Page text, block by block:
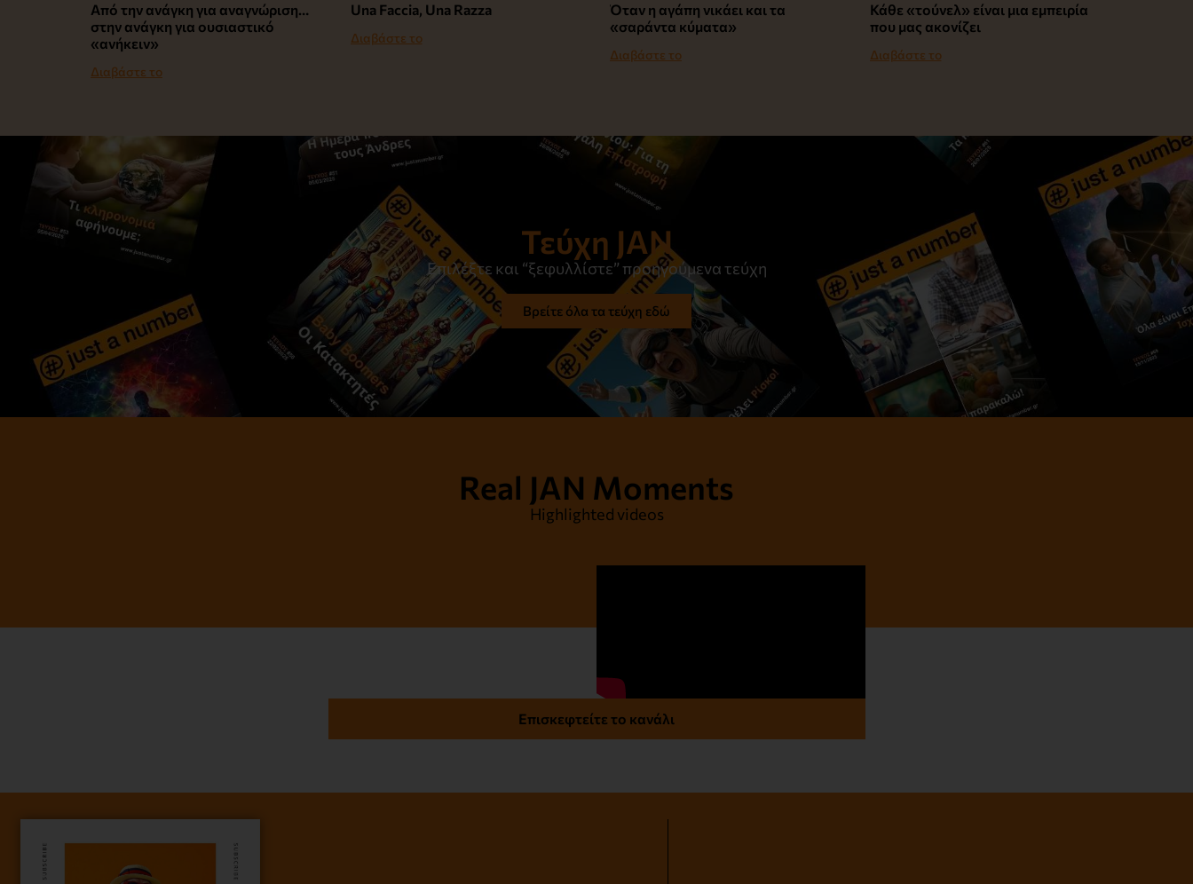
Από την ανάγκη για αναγνώριση…
στην ανάγκη για ουσιαστικό
«ανήκειν»
Διαβάστε το
Una Faccia, Una Razza
Διαβάστε το
Όταν η αγάπη νικάει και τα
«σαράντα κύματα»
Διαβάστε το
Κάθε «τούνελ» είναι μια εμπειρία
που μας ακονίζει
Διαβάστε το
Τεύχη JAN
Επιλέξτε και “ξεφυλλίστε” προηγούμενα τεύχη
Βρείτε όλα τα τεύχη εδώ
Real JAN Moments
Highlighted videos
Επισκεφτείτε το κανάλι